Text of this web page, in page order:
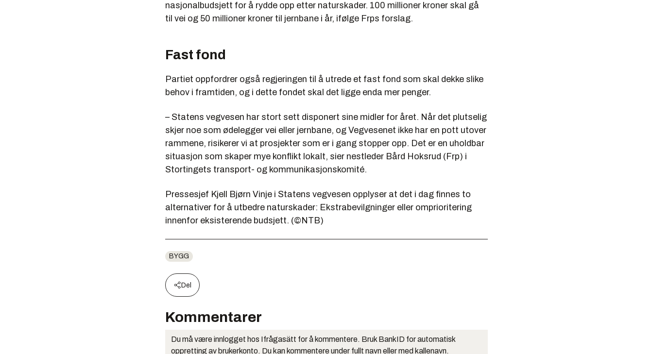
nasjonalbudsjett for å rydde opp etter naturskader. 100 millioner kroner skal gå
til vei og 50 millioner kroner til jernbane i år, ifølge Frps forslag.
Fast fond
Partiet oppfordrer også regjeringen til å utrede et fast fond som skal dekke slike
behov i framtiden, og i dette fondet skal det ligge enda mer penger.
– Statens vegvesen har stort sett disponert sine midler for året. Når det plutselig
skjer noe som ødelegger vei eller jernbane, og Vegvesenet ikke har en pott utover
rammene, risikerer vi at prosjekter som er i gang stopper opp. Det er en uholdbar
situasjon som skaper mye konflikt lokalt, sier nestleder Bård Hoksrud (Frp) i
Stortingets transport- og kommunikasjonskomité.
Pressesjef Kjell Bjørn Vinje i Statens vegvesen opplyser at det i dag finnes to
alternativer for å utbedre naturskader: Ekstrabevilgninger eller omprioritering
innenfor eksisterende budsjett. (©NTB)
BYGG
Del
Kommentarer
Du må være innlogget hos Ifrågasätt for å kommentere. Bruk BankID for automatisk
oppretting av brukerkonto. Du kan kommentere under fullt navn eller med kallenavn.